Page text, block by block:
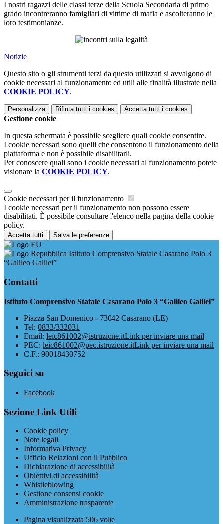
I nostri ragazzi delle classi terze della Scuola Secondaria di primo
grado incontreranno famigliari di vittime di mafia e ascolteranno le
loro testimonianze.
Notizie
Questo sito o gli strumenti terzi da questo utilizzati si avvalgono di
cookie necessari al funzionamento ed utili alle finalità illustrate nella
COOKIE POLICY.
Personalizza Rifiuta tutti i cookies Accetta tutti i cookies
Gestione cookie
In questa schermata è possibile scegliere quali cookie consentire.
I cookie necessari sono quelli che consentono il funzionamento della
piattaforma e non è possibile disabilitarli.
Per conoscere quali sono i cookie necessari al funzionamento potete
visionare la COOKIE POLICY.
Cookie necessari per il funzionamento
I cookie necessari per il funzionamento non possono essere
disabilitati. È possibile consultare l'elenco nella pagina della cookie
policy.
Accetta tutti Salva le preferenze
Istituto Comprensivo Statale Casarano Polo 3
“Galileo Galilei”
Contatti
Istituto Comprensivo Statale Casarano Polo 3 “Galileo Galilei”
Piazza San Domenico - 73042 Casarano (LE)
Tel: 0833/332031
Email: leic861002@istruzione.itLink per inviare una mail
PEC: leic861002@pec.istruzione.itLink per inviare una mail
C.F.: 90018430752
Seguici su
Facebook
Sezione Link Utili
Cookie policy
Note legali
Informativa Privacy
Ufficio Relazioni con il Pubblico
Dichiarazione di accessibilità
Obiettivi di accessibilità
Whistleblowing
Gestione consensi cookie
Amministrazione trasparente
Pagina visualizzata 506 volte